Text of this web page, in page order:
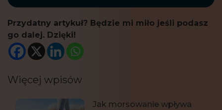
Przydatny artykuł? Będzie mi miło jeśli podasz
go dalej. Dzięki!
Więcej wpisów
Jak morsowanie wpływa